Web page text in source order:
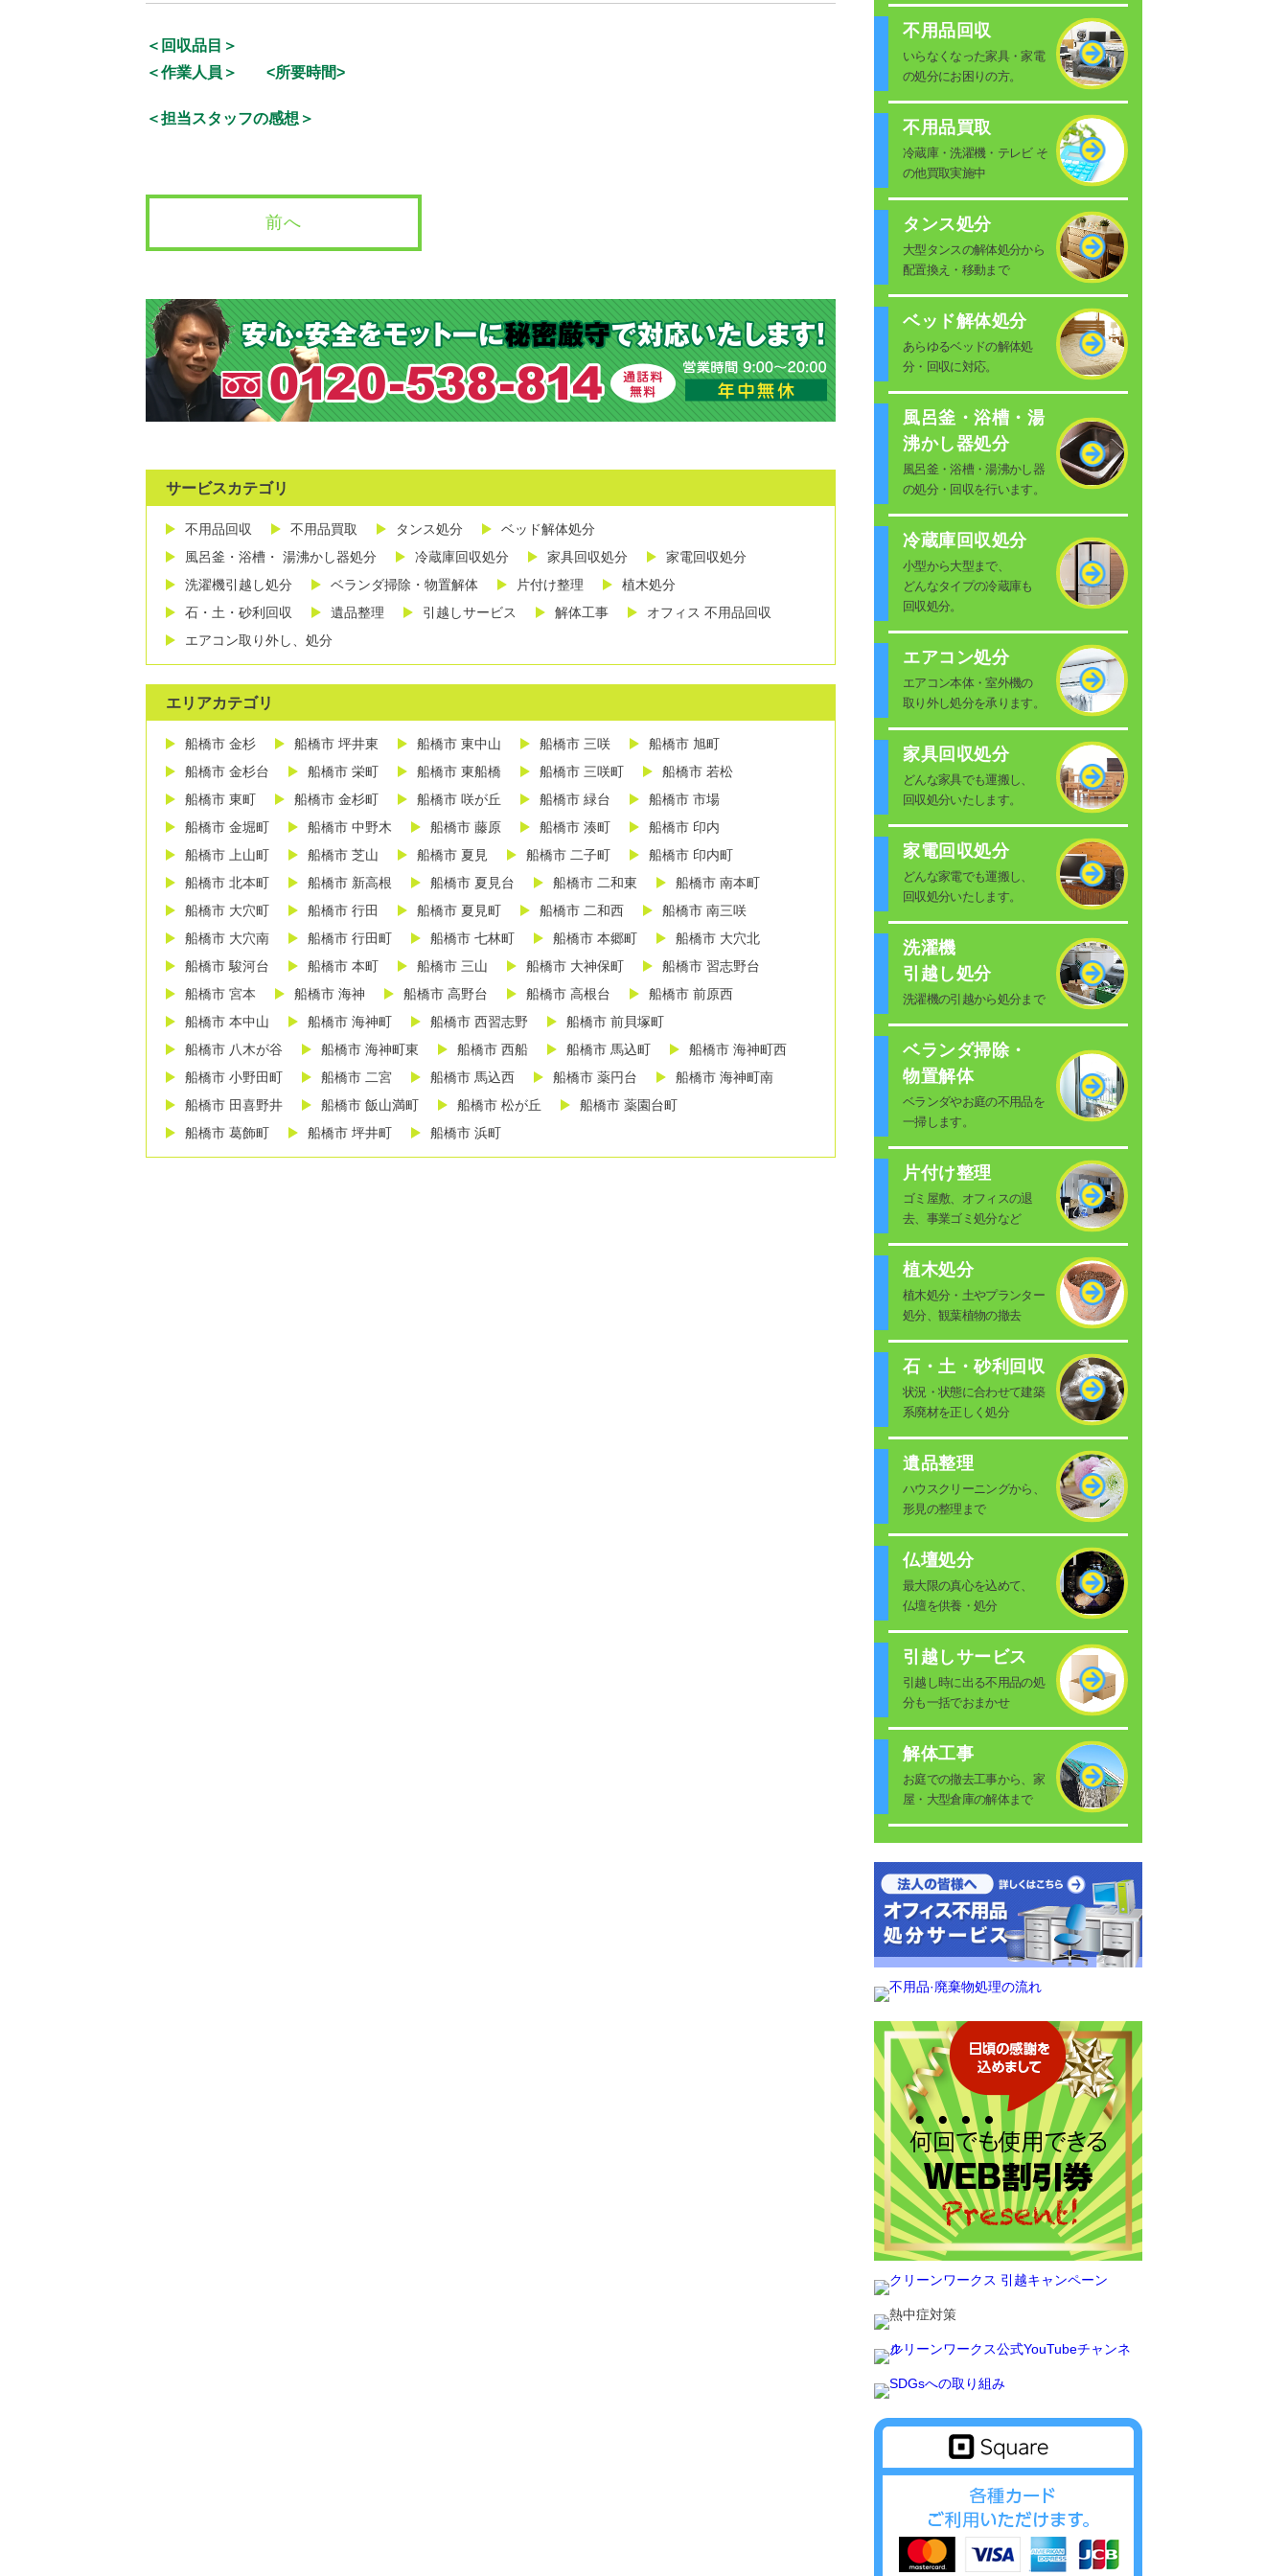
＜回収品目＞
＜作業人員＞
<所要時間>
＜担当スタッフの感想＞
前へ
サービスカテゴリ
不用品回収 不用品買取 タンス処分
ベッド解体処分
風呂釜・浴槽・ 湯沸かし器処分
冷蔵庫回収処分 家具回収処分
家電回収処分
洗濯機引越し処分
ベランダ掃除・物置解体 片付け整理
植木処分
石・土・砂利回収
遺品整理 引越しサービス 解体工事
オフィス 不用品回収
エアコン取り外し、処分
エリアカテゴリ
船橋市 金杉 船橋市 坪井東 船橋市 東中山 船橋市 三咲
船橋市 旭町
船橋市 金杉台
船橋市 栄町 船橋市 東船橋 船橋市 三咲町
船橋市 若松
船橋市 東町
船橋市 金杉町 船橋市 咲が丘 船橋市 緑台
船橋市 市場
船橋市 金堀町
船橋市 中野木 船橋市 藤原 船橋市 湊町
船橋市 印内
船橋市 上山町
船橋市 芝山 船橋市 夏見 船橋市 二子町
船橋市 印内町
船橋市 北本町
船橋市 新高根 船橋市 夏見台 船橋市 二和東
船橋市 南本町
船橋市 大穴町
船橋市 行田 船橋市 夏見町 船橋市 二和西
船橋市 南三咲
船橋市 大穴南
船橋市 行田町 船橋市 七林町 船橋市 本郷町
船橋市 大穴北
船橋市 駿河台
船橋市 本町 船橋市 三山 船橋市 大神保町
船橋市 習志野台
船橋市 宮本
船橋市 海神 船橋市 高野台 船橋市 高根台
船橋市 前原西
船橋市 本中山
船橋市 海神町 船橋市 西習志野
船橋市 前貝塚町
船橋市 八木が谷
船橋市 海神町東 船橋市 西船 船橋市 馬込町
船橋市 海神町西
船橋市 小野田町
船橋市 二宮 船橋市 馬込西 船橋市 薬円台
船橋市 海神町南
船橋市 田喜野井
船橋市 飯山満町 船橋市 松が丘
船橋市 薬園台町
船橋市 葛飾町
船橋市 坪井町 船橋市 浜町
不用品回収
いらなくなった家具・家電
の処分にお困りの方。
不用品買取
冷蔵庫・洗濯機・テレビ そ
の他買取実施中
タンス処分
大型タンスの解体処分から
配置換え・移動まで
ベッド解体処分
あらゆるベッドの解体処
分・回収に対応。
風呂釜・浴槽・湯
沸かし器処分
風呂釜・浴槽・湯沸かし器
の処分・回収を行います。
冷蔵庫回収処分
小型から大型まで、
どんなタイプの冷蔵庫も
回収処分。
エアコン処分
エアコン本体・室外機の
取り外し処分を承ります。
家具回収処分
どんな家具でも運搬し、
回収処分いたします。
家電回収処分
どんな家電でも運搬し、
回収処分いたします。
洗濯機
引越し処分
洗濯機の引越から処分まで
ベランダ掃除・
物置解体
ベランダやお庭の不用品を
一掃します。
片付け整理
ゴミ屋敷、オフィスの退
去、事業ゴミ処分など
植木処分
植木処分・土やプランター
処分、観葉植物の撤去
石・土・砂利回収
状況・状態に合わせて建築
系廃材を正しく処分
遺品整理
ハウスクリーニングから、
形見の整理まで
仏壇処分
最大限の真心を込めて、
仏壇を供養・処分
引越しサービス
引越し時に出る不用品の処
分も一括でおまかせ
解体工事
お庭での撤去工事から、家
屋・大型倉庫の解体まで